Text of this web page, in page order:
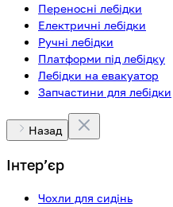
Переносні лебідки
Електричні лебідки
Ручні лебідки
Платформи під лебідку
Лебідки на евакуатор
Запчастини для лебідки
Назад
Інтерʼєр
Чохли для сидінь